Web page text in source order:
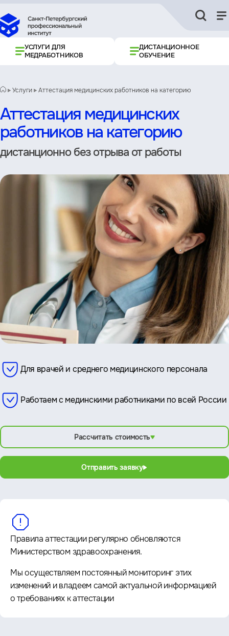
УСЛУГИ ДЛЯ
МЕДРАБОТНИКОВ
ДИСТАНЦИОННОЕ
ОБУЧЕНИЕ
Услуги Аттестация медицинских работников на категорию
Аттестация медицинских
работников на категорию
дистанционно без отрыва от работы
Для врачей и среднего медицинского персонала
Работаем с мединскими работниками по всей России
Рассчитать стоимость
Отправить заявку
Правила аттестации регулярно обновляются
Министерством здравоохранения.
Мы осуществляем постоянный мониторинг этих
изменений и владеем самой актуальной информацией
о требованиях к аттестации